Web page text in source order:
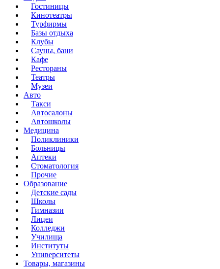
Гостиницы
Кинотеатры
Турфирмы
Базы отдыха
Клубы
Сауны, бани
Кафе
Рестораны
Театры
Музеи
Авто
Такси
Автосалоны
Автошколы
Медицина
Поликлиники
Больницы
Аптеки
Стоматология
Прочие
Образование
Детские сады
Школы
Гимназии
Лицеи
Колледжи
Училища
Институты
Университеты
Товары, магазины